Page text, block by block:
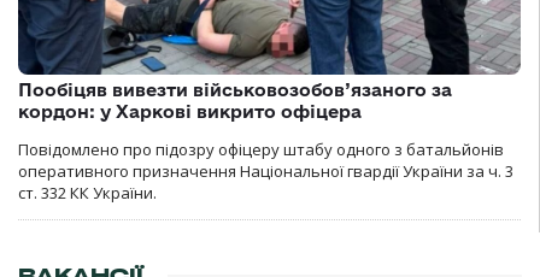
Пообіцяв вивезти військовозобов’язаного за
кордон: у Харкові викрито офіцера
Повідомлено про підозру офіцеру штабу одного з батальйонів
оперативного призначення Національної гвардії України за ч. 3
ст. 332 КК України.